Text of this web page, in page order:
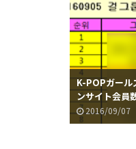
K-POPガール
ンサイト会員
（16年9月）
2016/09/07